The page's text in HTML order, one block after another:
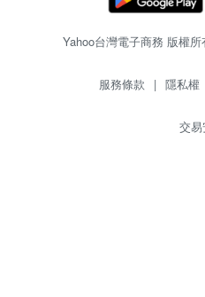
Yahoo台灣電子商務 版權
服務條款 | 隱私權
交易